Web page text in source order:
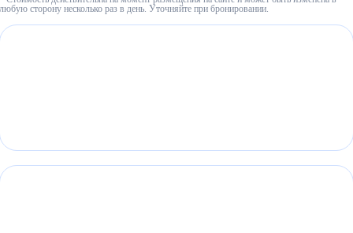
любую сторону несколько раз в день. Уточняйте при бронировании.